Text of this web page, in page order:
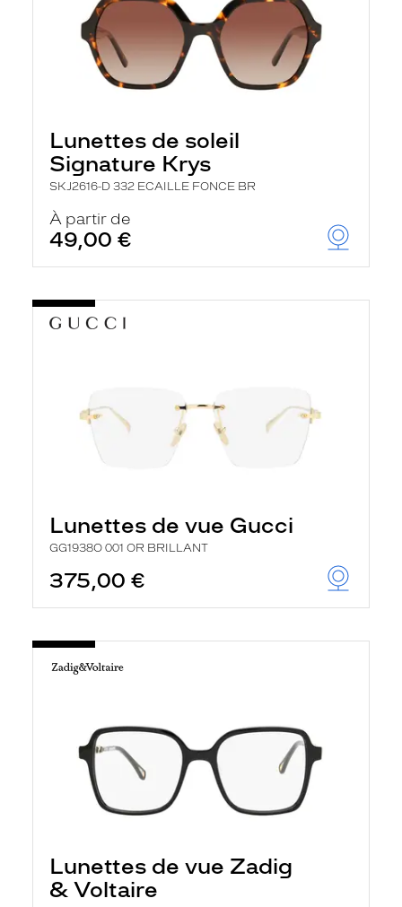
Lunettes de soleil
Signature Krys
SKJ2616-D 332 ECAILLE FONCE BR
À partir de
49,00 €
Lunettes de vue Gucci
GG1938O 001 OR BRILLANT
375,00 €
Lunettes de vue Zadig
& Voltaire